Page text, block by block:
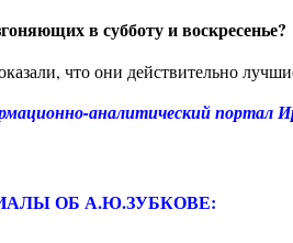
в субботу и воскресенье?
что они действительно
аналитический портал
ОБ А.Ю.ЗУБКОВЕ: